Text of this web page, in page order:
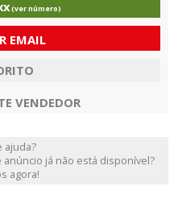
(ver número)
EMAIL
VENDEDOR
ajuda?
já não está disponível?
agora!